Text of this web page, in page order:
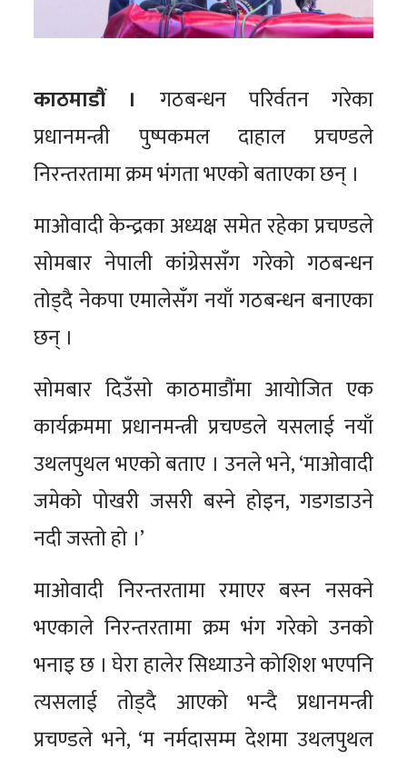
काठमाडौं । गठबन्धन परिर्वतन गरेका
प्रधानमन्त्री पुष्पकमल दाहाल प्रचण्डले
निरन्तरतामा क्रम भंगता भएको बताएका छन् ।
माओवादी केन्द्रका अध्यक्ष समेत रहेका प्रचण्डले
सोमबार नेपाली कांग्रेससँग गरेको गठबन्धन
तोड्दै नेकपा एमालेसँग नयाँ गठबन्धन बनाएका
छन् ।
सोमबार दिउँसो काठमाडौंमा आयोजित एक
कार्यक्रममा प्रधानमन्त्री प्रचण्डले यसलाई नयाँ
उथलपुथल भएको बताए । उनले भने, ‘माओवादी
जमेको पोखरी जसरी बस्ने होइन, गडगडाउने
नदी जस्तो हो ।’
माओवादी निरन्तरतामा रमाएर बस्न नसक्ने
भएकाले निरन्तरतामा क्रम भंग गरेको उनको
भनाइ छ । घेरा हालेर सिध्याउने कोशिश भएपनि
त्यसलाई तोड्दै आएको भन्दै प्रधानमन्त्री
प्रचण्डले भने, ‘म नर्मदासम्म देशमा उथलपुथल